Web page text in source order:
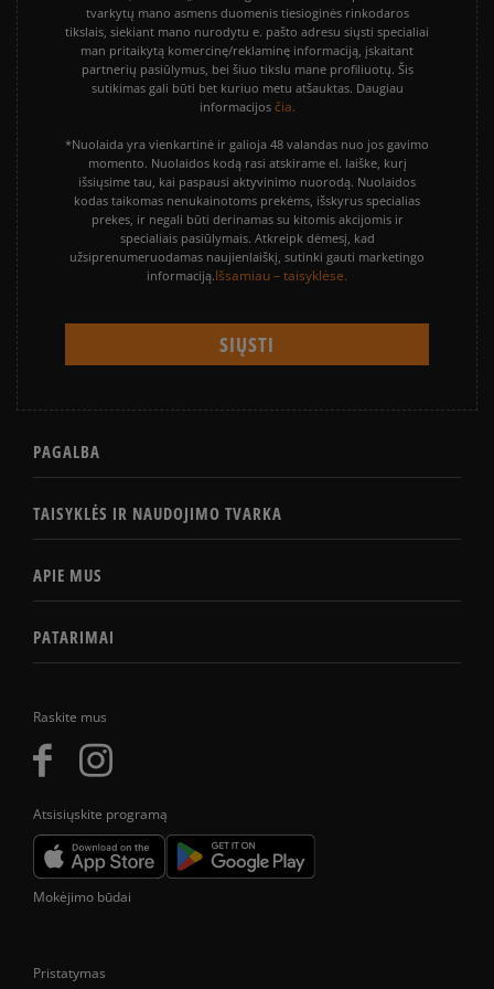
Raskite mus
Atsisiųskite programą
tvarkytų mano asmens duomenis tiesioginės rinkodaros
tikslais, siekiant mano nurodytu e. pašto adresu siųsti specialiai
man pritaikytą komercinę/reklaminę informaciją, įskaitant
partnerių pasiūlymus, bei šiuo tikslu mane profiliuotų. Šis
sutikimas gali būti bet kuriuo metu atšauktas. Daugiau
informacijos čia.
*Nuolaida yra vienkartinė ir galioja 48 valandas nuo jos gavimo
momento. Nuolaidos kodą rasi atskirame el. laiške, kurį
išsiųsime tau, kai paspausi aktyvinimo nuorodą. Nuolaidos
kodas taikomas nenukainotoms prekėms, išskyrus specialias
prekes, ir negali būti derinamas su kitomis akcijomis ir
specialiais pasiūlymais. Atkreipk dėmesį, kad
užsiprenumeruodamas naujienlaiškį, sutinki gauti marketingo
informaciją.Išsamiau – taisyklėse.
PAGALBA
TAISYKLĖS IR NAUDOJIMO TVARKA
APIE MUS
PATARIMAI
Mokėjimo būdai
Pristatymas